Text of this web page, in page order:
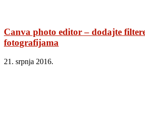
Canva photo editor – dodajte
fotografijama
21. srpnja 2016.